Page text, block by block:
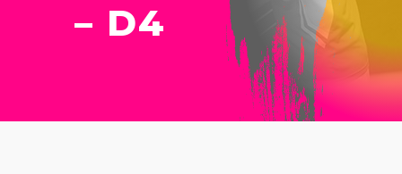
– D4